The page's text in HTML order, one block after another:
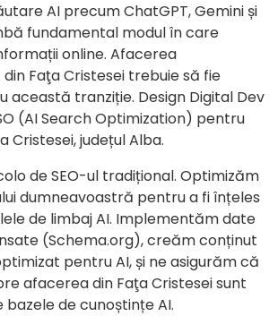
AI precum ChatGPT, Gemini și
fundamental modul în care
online. Afacerea
Faţa Cristesei trebuie să fie
tranziție. Design Digital Dev
(AI Search Optimization) pentru
Cristesei, județul Alba.
de SEO-ul tradițional. Optimizăm
dumneavoastră pentru a fi înțeles
de limbaj AI. Implementăm date
(Schema.org), creăm conținut
pentru AI, și ne asigurăm că
afacerea din Faţa Cristesei sunt
de cunoștințe AI.